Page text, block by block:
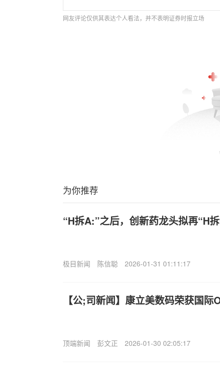
网友评论仅供其表达个人看法，并不表明证券时报立场
为你推荐
“H拆A:”之后，创新药龙头拟再“H
极目新闻 陈信聪 2026-01-31 01:11:17
【公;司新闻】康立美数码荣获国际
顶端新闻 彭文正 2026-01-30 02:05:17